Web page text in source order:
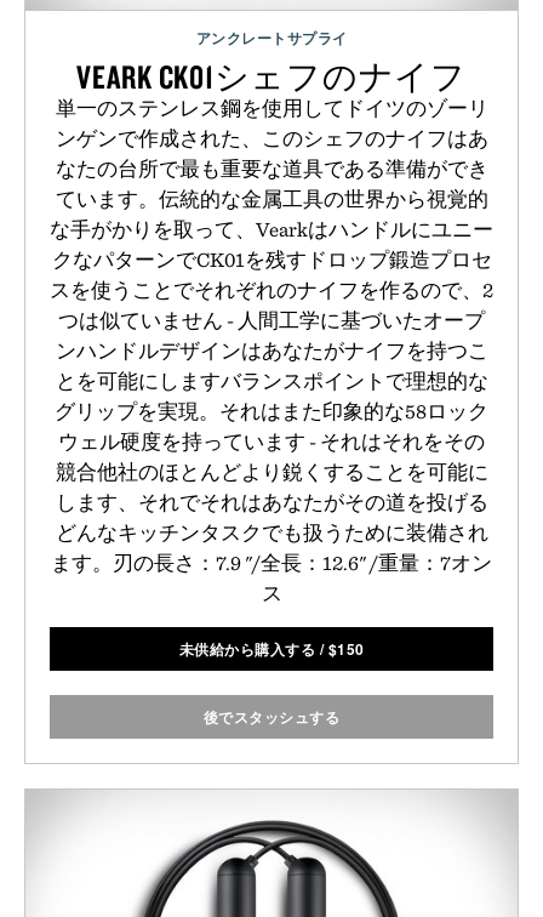
アンクレートサプライ
VEARK CK01シェフのナイフ
単一のステンレス鋼を使用してドイツのゾーリ
ンゲンで作成された、このシェフのナイフはあ
なたの台所で最も重要な道具である準備ができ
ています。伝統的な金属工具の世界から視覚的
な手がかりを取って、Vearkはハンドルにユニー
クなパターンでCK01を残すドロップ鍛造プロセ
スを使うことでそれぞれのナイフを作るので、2
つは似ていません - 人間工学に基づいたオープ
ンハンドルデザインはあなたがナイフを持つこ
とを可能にしますバランスポイントで理想的な
グリップを実現。それはまた印象的な58ロック
ウェル硬度を持っています - それはそれをその
競合他社のほとんどより鋭くすることを可能に
します、それでそれはあなたがその道を投げる
どんなキッチンタスクでも扱うために装備され
ます。刃の長さ：7.9 "/全長：12.6" /重量：7オン
ス
未供給から購入する /$150
後でスタッシュする